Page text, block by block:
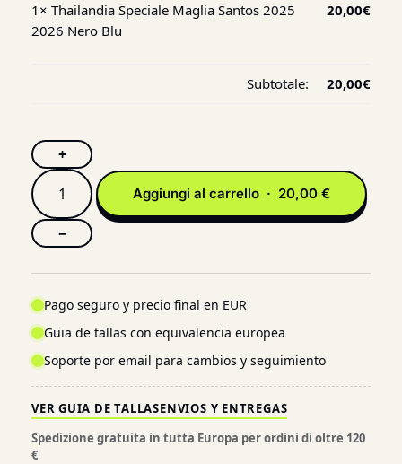
1× Thailandia Speciale Maglia Santos 2025
2026 Nero Blu
20,00€
Subtotale: 20,00€
+
−
Aggiungi al carrello · 20,00 €
Pago seguro y precio final en EUR
Guia de tallas con equivalencia europea
Soporte por email para cambios y seguimiento
VER GUIA DE TALLASENVIOS Y ENTREGAS
Spedizione gratuita in tutta Europa per ordini di oltre 120
€